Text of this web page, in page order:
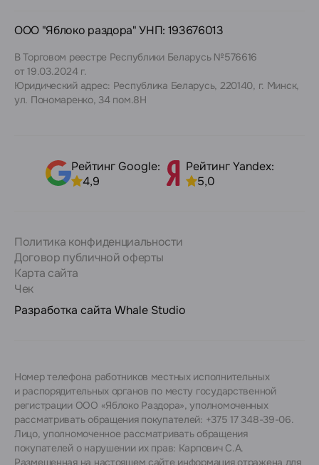
ООО "Яблоко раздора" УНП: 193676013
В Торговом реестре Республики Беларусь №576616
от 19.03.2024 г.
Юридический адрес: Республика Беларусь, 220140, г. Минск,
ул. Пономаренко, 34 пом.8Н
Рейтинг Google:
4,9
Рейтинг Yandex:
5,0
Политика конфиденциальности
Договор публичной оферты
Карта сайта
Чек
Разработка сайта Whale Studio
Номер телефона работников местных исполнительных
и распорядительных органов по месту государственной
регистрации ООО «Яблоко Раздора», уполномоченных
рассматривать обращения покупателей: +375 17 348-39-06.
Лицо, уполномоченное рассматривать обращения
покупателей о нарушении их прав: Карпович С.А.
Размещенная на настоящем сайте информация отражена для